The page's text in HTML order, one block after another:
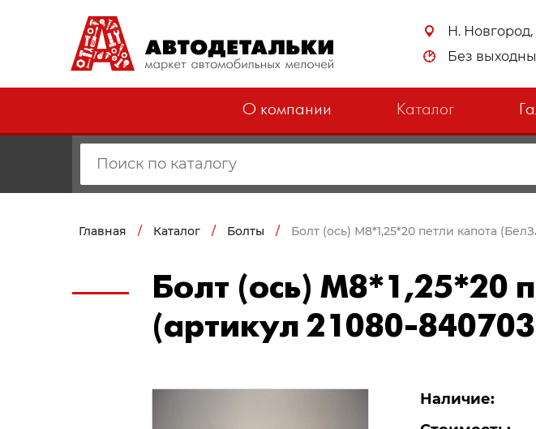
Н. Новгород,
Без
О компании Каталог
Главная / Каталог / Болты / Болт (ось) М8*1,25*20 петли капота
Болт (ось) М8*1,25*20
(артикул 21080-
Наличие: